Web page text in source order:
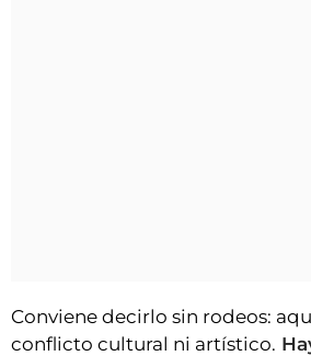
Conviene decirlo sin rodeos:
conflicto cultural ni artístico.